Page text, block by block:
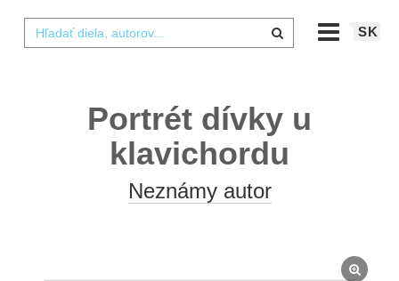
SK
Portrét dívky u
klavichordu
Neznámy autor